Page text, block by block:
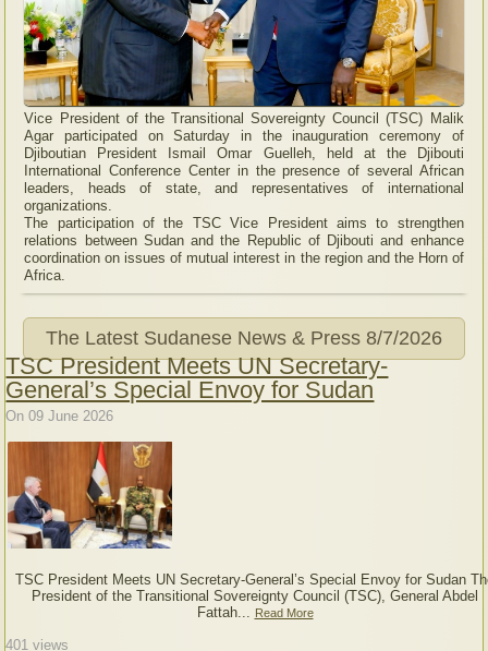
Vice President of the Transitional Sovereignty Council (TSC) Malik
Agar participated on Saturday in the inauguration ceremony of
Djiboutian President Ismail Omar Guelleh, held at the Djibouti
International Conference Center in the presence of several African
leaders, heads of state, and representatives of international
organizations.
The participation of the TSC Vice President aims to strengthen
relations between Sudan and the Republic of Djibouti and enhance
coordination on issues of mutual interest in the region and the Horn of
Africa.
The Latest Sudanese News & Press 8/7/2026
TSC President Meets UN Secretary-
General’s Special Envoy for Sudan
On 09 June 2026
TSC President Meets UN Secretary-General’s Special Envoy for Sudan
President of the Transitional Sovereignty Council (TSC), General Abdel
Fattah... Read More
401 views